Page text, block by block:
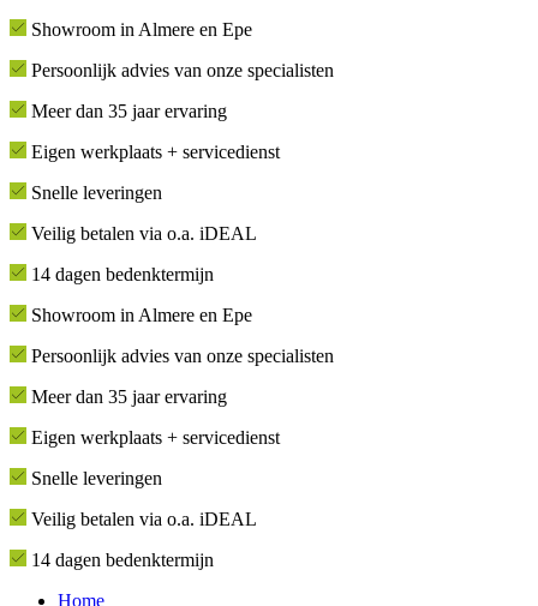
Showroom in Almere en Epe
Persoonlijk advies van onze specialisten
Meer dan 35 jaar ervaring
Eigen werkplaats + servicedienst
Snelle leveringen
Veilig betalen via o.a. iDEAL
14 dagen bedenktermijn
Showroom in Almere en Epe
Persoonlijk advies van onze specialisten
Meer dan 35 jaar ervaring
Eigen werkplaats + servicedienst
Snelle leveringen
Veilig betalen via o.a. iDEAL
14 dagen bedenktermijn
Home